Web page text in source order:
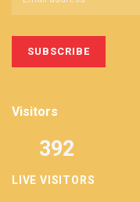
Visitors
LIVE VISITORS
392